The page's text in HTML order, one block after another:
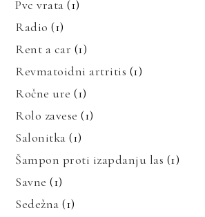
Pvc vrata (1)
Radio (1)
Rent a car (1)
Revmatoidni artritis (1)
Ročne ure (1)
Rolo zavese (1)
Salonitka (1)
Šampon proti izapdanju las (1)
Savne (1)
Sedežna (1)